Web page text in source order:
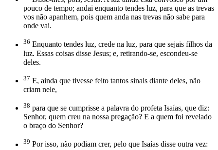
pouco de tempo; andai enquanto tendes luz, para que as trevas
vos não apanhem, pois quem anda nas trevas não sabe para
onde vai.
36 Enquanto tendes luz, crede na luz, para que sejais filhos da
luz. Essas coisas disse Jesus; e, retirando-se, escondeu-se
deles.
37 E, ainda que tivesse feito tantos sinais diante deles, não
criam nele,
38 para que se cumprisse a palavra do profeta Isaías, que diz:
Senhor, quem creu na nossa pregação? E a quem foi revelado
o braço do Senhor?
39 Por isso, não podiam crer, pelo que Isaías disse outra vez: